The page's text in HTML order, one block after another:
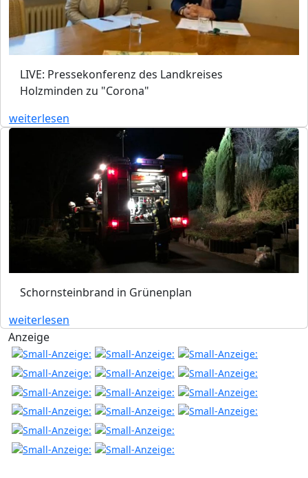
LIVE: Pressekonferenz des Landkreises
Holzminden zu "Corona"
weiterlesen
Schornsteinbrand in Grünenplan
weiterlesen
Anzeige